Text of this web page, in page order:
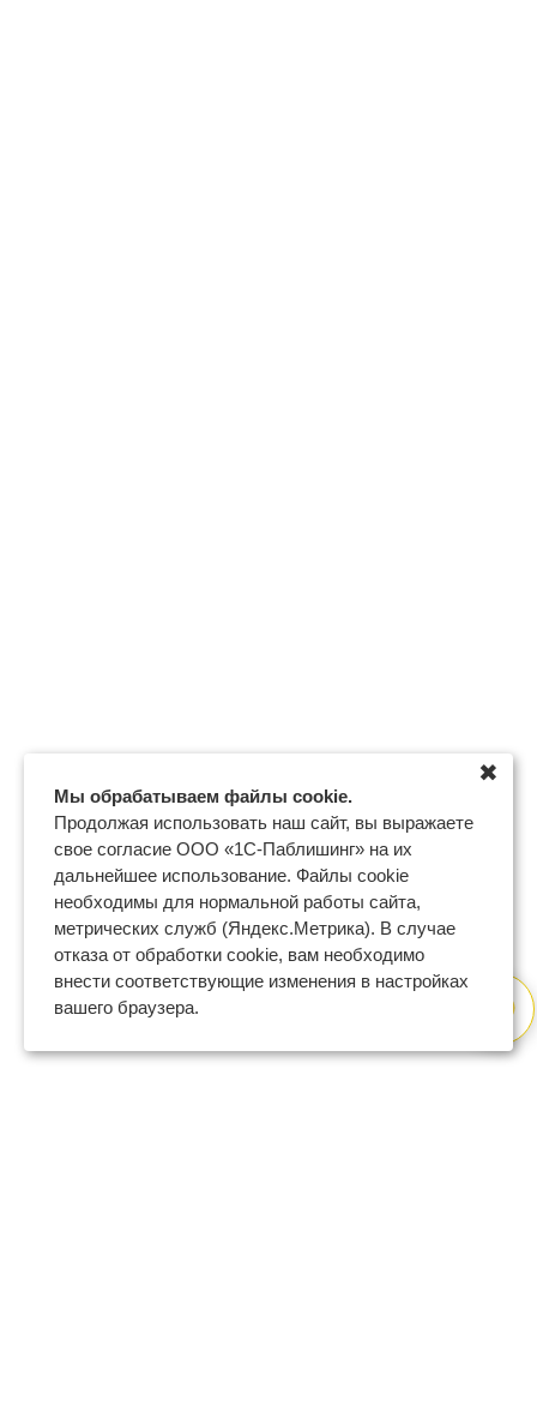
Мы обрабатываем файлы cookie.
Продолжая использовать наш сайт, вы выражаете
свое согласие ООО «1С-Паблишинг» на их
дальнейшее использование. Файлы cookie
необходимы для нормальной работы сайта,
метрических служб (Яндекс.Метрика). В случае
отказа от обработки cookie, вам необходимо
внести соответствующие изменения в настройках
вашего браузера.
✖